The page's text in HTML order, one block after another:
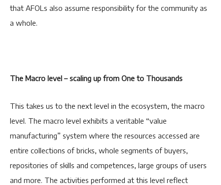
that AFOLs also assume responsibility for the community as
a whole.
The Macro level – scaling up from One to Thousands
This takes us to the next level in the ecosystem, the macro
level. The macro level exhibits a veritable “value
manufacturing” system where the resources accessed are
entire collections of bricks, whole segments of buyers,
repositories of skills and competences, large groups of users
and more. The activities performed at this level reflect